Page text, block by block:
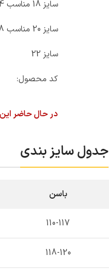
سایز 18 مناسب 54 تا 58
سایز 20 مناسب 58 و 62
سایز 22
کد محصول:
در حال حاضر
جدول سایز بندی
باسن
110-117
118-120